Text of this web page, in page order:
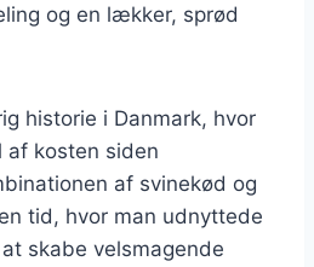
og en lækker, sprød
historie i Danmark, hvor
kosten siden
af svinekød og
tid, hvor man udnyttede
skabe velsmagende